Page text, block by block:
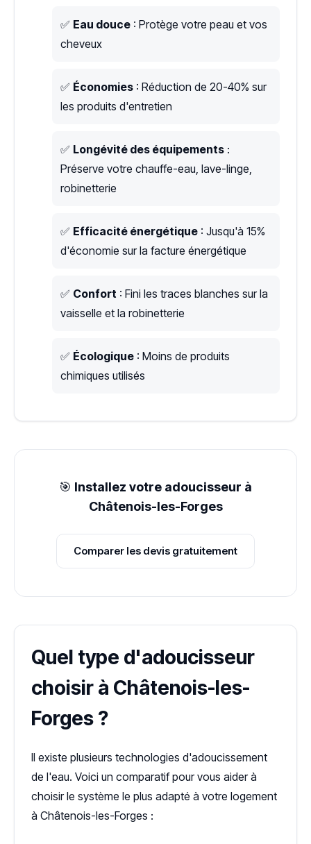
✅ Eau douce : Protège votre peau et vos
cheveux
✅ Économies : Réduction de 20-40% sur
les produits d'entretien
✅ Longévité des équipements :
Préserve votre chauffe-eau, lave-linge,
robinetterie
✅ Efficacité énergétique : Jusqu'à 15%
d'économie sur la facture énergétique
✅ Confort : Fini les traces blanches sur la
vaisselle et la robinetterie
✅ Écologique : Moins de produits
chimiques utilisés
🎯 Installez votre adoucisseur à
Châtenois-les-Forges
Comparer les devis gratuitement
Quel type d'adoucisseur
choisir à Châtenois-les-
Forges ?
Il existe plusieurs technologies d'adoucissement
de l'eau. Voici un comparatif pour vous aider à
choisir le système le plus adapté à votre logement
à Châtenois-les-Forges :